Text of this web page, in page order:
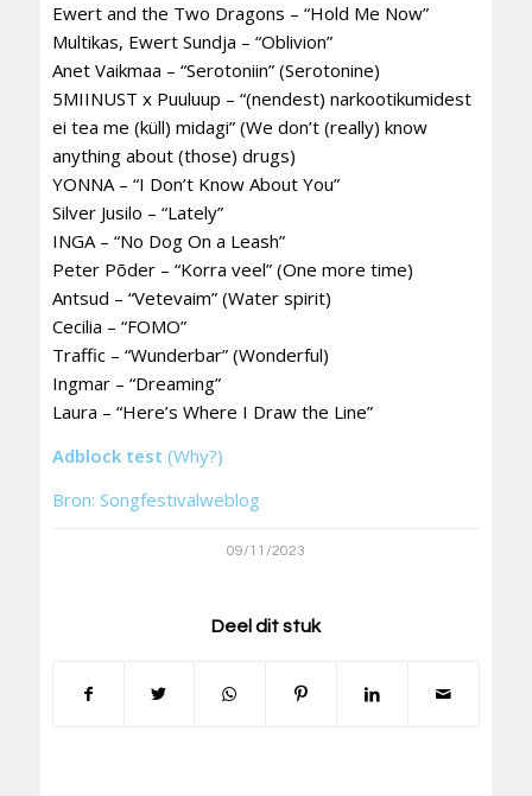
Ewert and the Two Dragons – “Hold Me Now”
Multikas, Ewert Sundja – “Oblivion”
Anet Vaikmaa – “Serotoniin” (Serotonine)
5MIINUST x Puuluup – “(nendest) narkootikumidest
ei tea me (küll) midagi” (We don’t (really) know
anything about (those) drugs)
YONNA – “I Don’t Know About You”
Silver Jusilo – “Lately”
INGA – “No Dog On a Leash”
Peter Põder – “Korra veel” (One more time)
Antsud – “Vetevaim” (Water spirit)
Cecilia – “FOMO”
Traffic – “Wunderbar” (Wonderful)
Ingmar – “Dreaming”
Laura – “Here’s Where I Draw the Line”
Adblock test (Why?)
Bron: Songfestivalweblog
09/11/2023
Deel dit stuk